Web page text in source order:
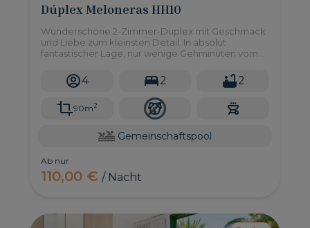
Dúplex Meloneras HH10
Wunderschöne 2-Zimmer-Duplex mit Geschmack
und Liebe zum kleinsten Detail. In absolut
fantastischer Lage, nur wenige Gehminuten vom
4 2 2
90m2
Gemeinschaftspool
Ab nur
110,00 €/ Nacht